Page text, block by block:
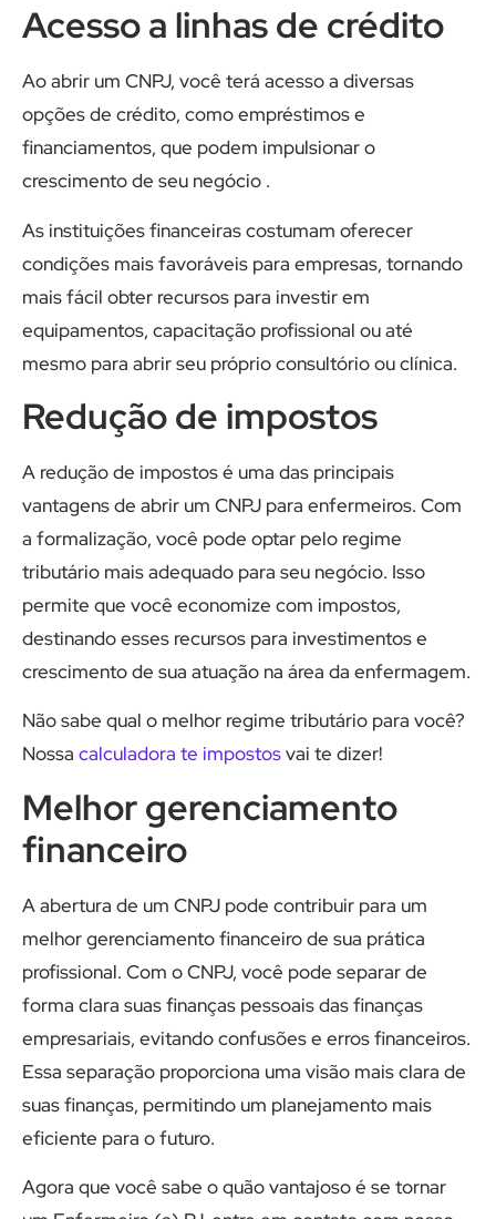
Acesso a linhas de crédito
Ao abrir um CNPJ, você terá acesso a diversas
opções de crédito, como empréstimos e
financiamentos, que podem impulsionar o
crescimento de seu negócio .
As instituições financeiras costumam oferecer
condições mais favoráveis para empresas, tornando
mais fácil obter recursos para investir em
equipamentos, capacitação profissional ou até
mesmo para abrir seu próprio consultório ou clínica.
Redução de impostos
A redução de impostos é uma das principais
vantagens de abrir um CNPJ para enfermeiros. Com
a formalização, você pode optar pelo regime
tributário mais adequado para seu negócio. Isso
permite que você economize com impostos,
destinando esses recursos para investimentos e
crescimento de sua atuação na área da enfermagem.
Não sabe qual o melhor regime tributário para você?
Nossa calculadora te impostosvai te dizer!
Melhor gerenciamento
financeiro
A abertura de um CNPJ pode contribuir para um
melhor gerenciamento financeiro de sua prática
profissional. Com o CNPJ, você pode separar de
forma clara suas finanças pessoais das finanças
empresariais, evitando confusões e erros financeiros.
Essa separação proporciona uma visão mais clara de
suas finanças, permitindo um planejamento mais
eficiente para o futuro.
Agora que você sabe o quão vantajoso é se tornar